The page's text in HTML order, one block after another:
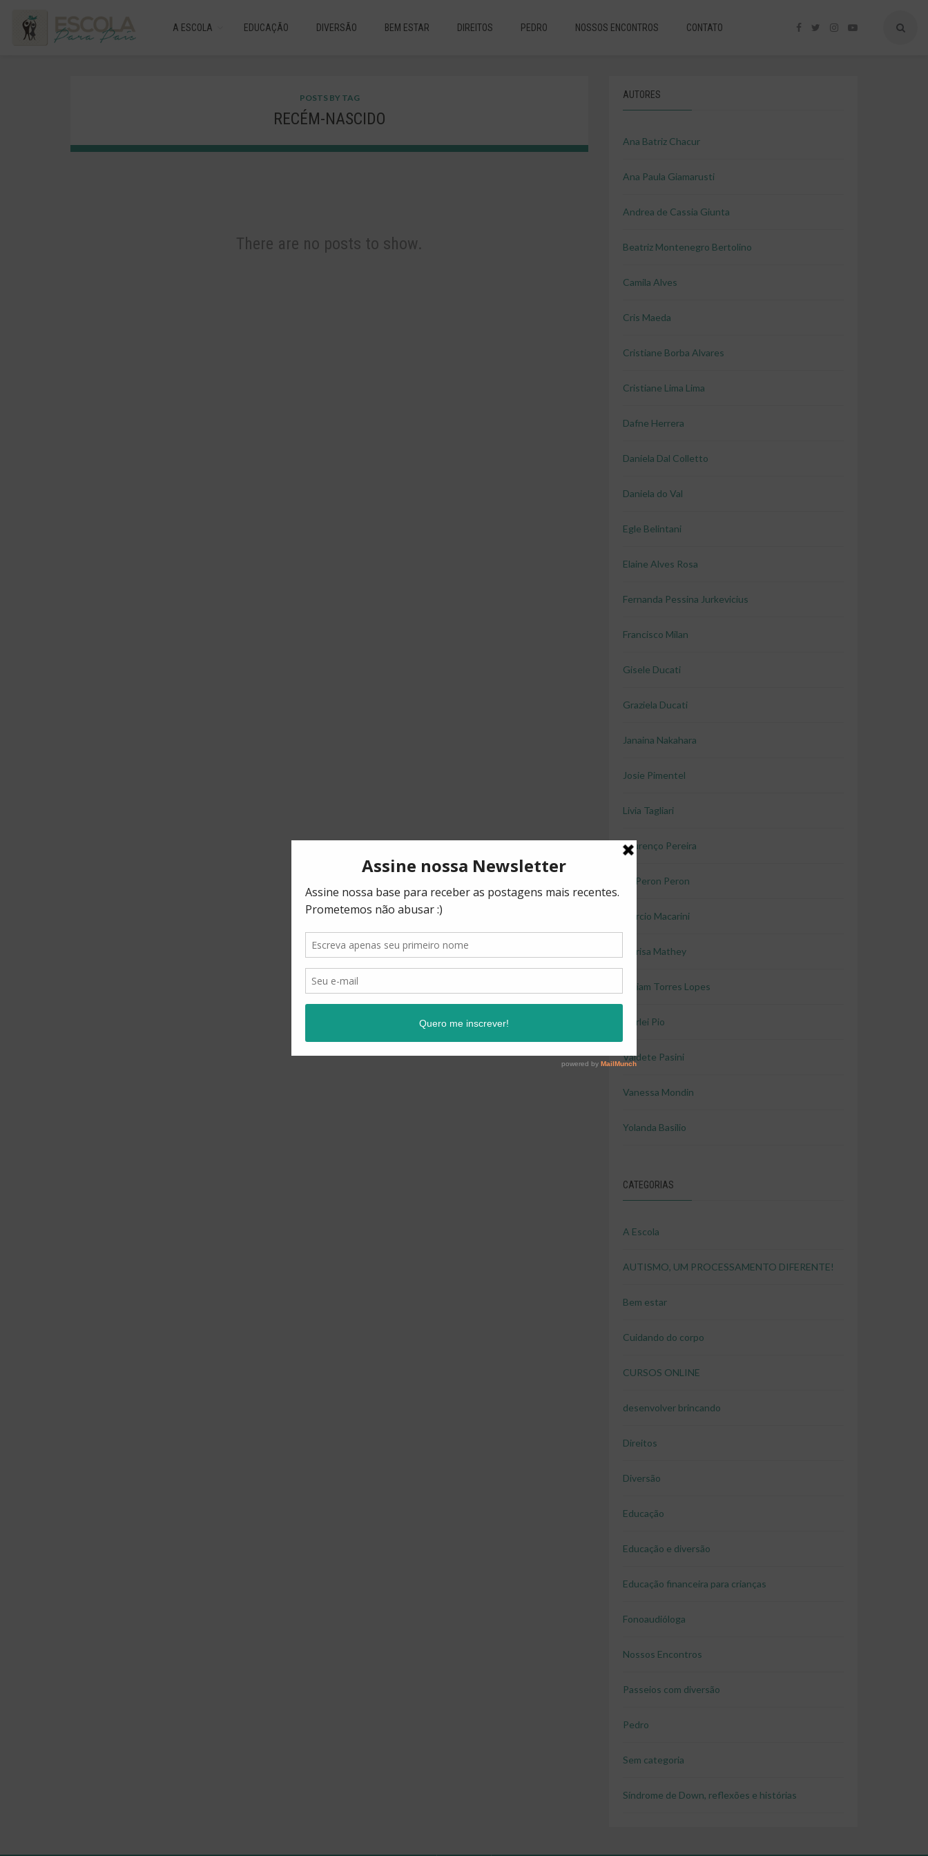
A ESCOLA EDUCAÇÃO DIVERSÃO BEM ESTAR DIREITOS PEDRO NOSSOS ENCONTROS CONTATO
POSTS BY TAG
RECÉM-NASCIDO
There are no posts to show.
AUTORES
Ana Batriz Chacur
Ana Paula Giamarusti
Andrea de Cassia Giunta
Beatriz Montenegro Bertolino
Camila Alves
Cris Maeda
Cristiane Borba Alvares
Cristiane Lima Lima
Dafne Herrera
Daniela Dal Colletto
Daniela do Val
Egle Belintani
Elaine Alves Rosa
Fernanda Pessina Jurkevicius
Francisco Milan
Gisele Ducati
Graziela Ducati
Janaina Nakahara
Josie Pimentel
Livia Tagliari
Lourenço Pereira
Lu Peron Peron
Marcio Macarini
Marisa Mathey
Miriam Torres Lopes
Shirlei Pio
Valdete Pasini
Vanessa Mondin
Yolanda Basilio
CATEGORIAS
A Escola
AUTISMO, UM PROCESSAMENTO DIFERENTE!
Bem estar
Cuidando do corpo
CURSOS ONLINE
desenvolver brincando
Direitos
Diversão
Educação
Educação e diversão
Educação financeira para crianças
Fonoaudióloga
Nossos Encontros
Passeios com diversão
Pedro
Sem categoria
Síndrome de Down, reflexões e histórias